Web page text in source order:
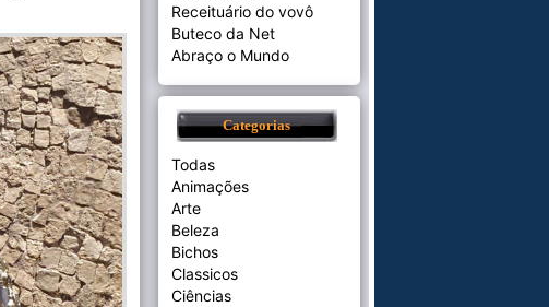
Receituário do vovô
Buteco da Net
Abraço o Mundo
Categorias
Todas
Animações
Arte
Beleza
Bichos
Classicos
Ciências